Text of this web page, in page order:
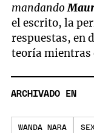
mandando
el escrito, la
respuestas, en
teoría mientras
ARCHIVADO EN
WANDA NARA